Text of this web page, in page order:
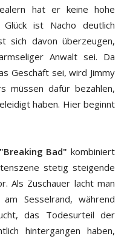
hat er keine hohe
ist Nacho deutlich
sich davon überzeugen,
Anwalt sei. Da
Geschäft sei, wird Jimmy
müssen dafür bezahlen,
haben. Hier beginnt
"Breaking Bad" kombiniert
stetig steigende
Als Zuschauer lacht man
Sesselrand, während
das Todesurteil der
hintergangen haben,